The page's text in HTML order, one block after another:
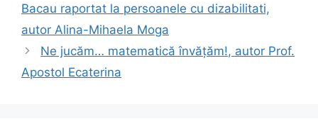
Bacau raportat la persoanele cu dizabilitati,
autor Alina-Mihaela Moga
Ne jucăm… matematică învățăm!, autor Prof.
Apostol Ecaterina